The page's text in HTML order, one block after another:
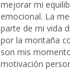
mejorar mi
emocional. La
parte de mi vida
por la montaña
son mis
motivación